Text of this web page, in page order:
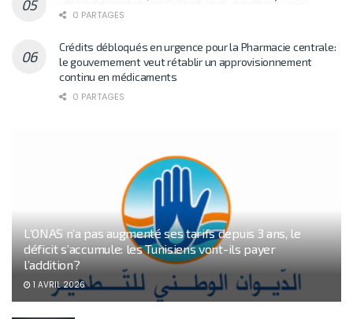
0 PARTAGES
Crédits débloqués en urgence pour la Pharmacie centrale:
le gouvernement veut rétablir un approvisionnement
continu en médicaments
0 PARTAGES
L’ONAS n’a pas augmenté ses tarifs depuis 3 ans, le
déficit s’accumule: les Tunisiens vont-ils payer
l’addition?
1 AVRIL 2026